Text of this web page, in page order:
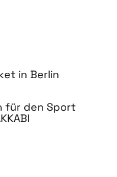
in Berlin
für den Sport